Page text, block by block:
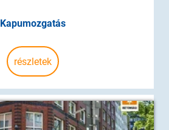
Kapumozgatás
részletek